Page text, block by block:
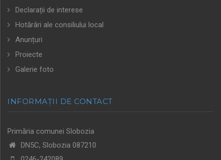
Declarații de interese
Hotărâri ale consiliului local
Anunțuri
Proiecte
Galerie foto
INFORMAȚII DE CONTACT
Primăria comunei Slobozia
DN5C, Slobozia 087210